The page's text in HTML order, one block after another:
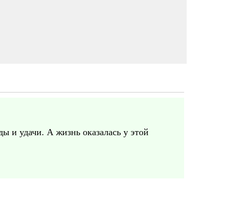
и удачи. А жизнь оказалась у этой